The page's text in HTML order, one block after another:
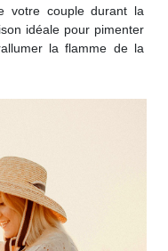
votre couple durant la
idéale pour pimenter
la flamme de la